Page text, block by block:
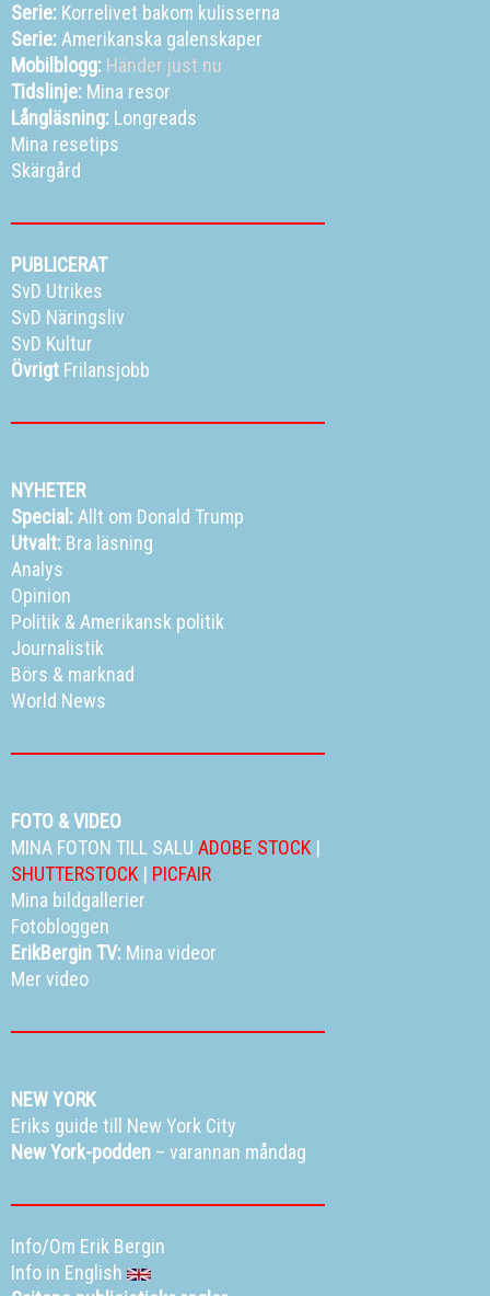
Serie: Korrelivet bakom kulisserna
Serie:Amerikanska galenskaper
Mobilblogg: Händer just nu
Tidslinje: Mina resor
Långläsning: Longreads
Mina resetips
Skärgård
PUBLICERAT
SvD Utrikes
SvD Näringsliv
SvD Kultur
Övrigt Frilansjobb
NYHETER
Special:Allt om Donald Trump
Utvalt: Bra läsning
Analys
Opinion
Politik &Amerikansk politik
Journalistik
Börs & marknad
World News
FOTO & VIDEO
MINA FOTON TILL SALU ADOBE STOCK |
SHUTTERSTOCK | PICFAIR
Mina bildgallerier
Fotobloggen
ErikBergin TV: Mina videor
Mer video
NEW YORK
Eriks guide till New York City
New York-podden – varannan måndag
Info/Om Erik Bergin
Info in English